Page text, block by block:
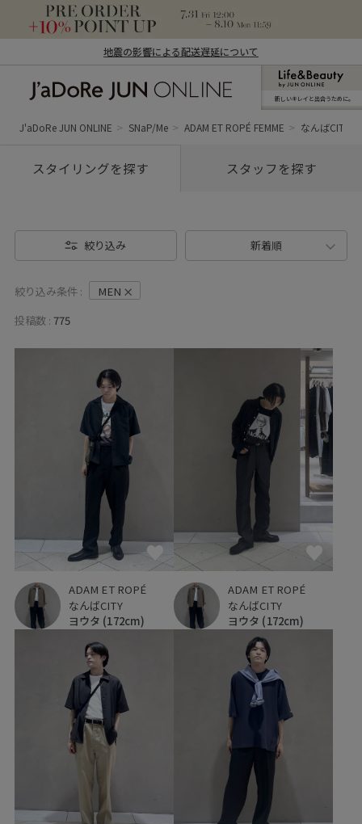
地震の影響による配送遅延について
ン オンライン）
新しいキレイと出合うために。
J'aDoRe JUN ONLINE SNaP/Me ADAM ET ROPÉ FEMME なんばCITY
スタイリングを探す スタッフを探す
絞り込み 新着順
絞り込み条件 :
MEN
投稿数 : 775
ADAM ET ROPÉ
なんばCITY
ヨウタ (172cm)
ADAM ET ROPÉ
なんばCITY
ヨウタ (172cm)